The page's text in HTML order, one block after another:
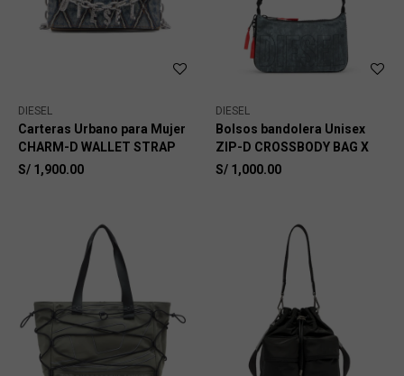
DIESEL
Carteras Urbano para Mujer
CHARM-D WALLET STRAP
S/ 1,900.00
DIESEL
Bolsos bandolera Unisex
ZIP-D CROSSBODY BAG X
S/ 1,000.00